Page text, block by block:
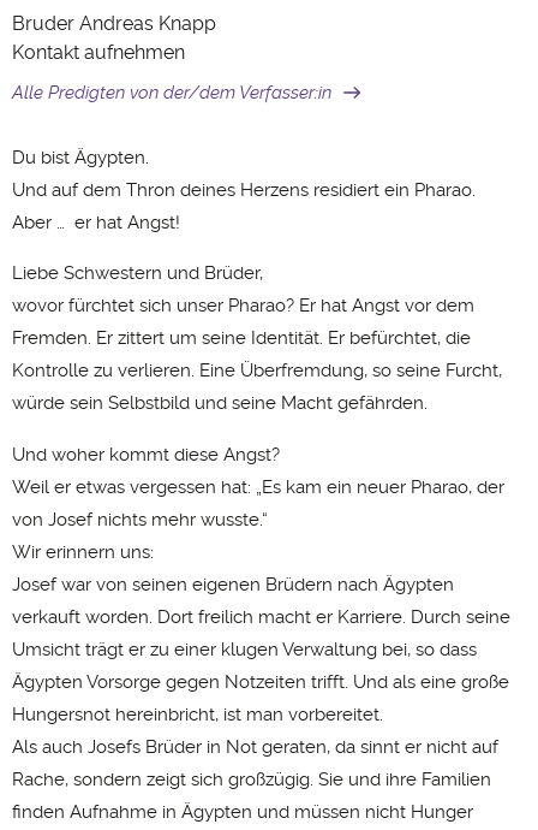
Bruder Andreas Knapp
Kontakt aufnehmen
Alle Predigten von der/dem Verfasser:in
Du bist Ägypten.
Und auf dem Thron deines Herzens residiert ein Pharao.
Aber … er hat Angst!
Liebe Schwestern und Brüder,
wovor fürchtet sich unser Pharao? Er hat Angst vor dem
Fremden. Er zittert um seine Identität. Er befürchtet, die
Kontrolle zu verlieren. Eine Überfremdung, so seine Furcht,
würde sein Selbstbild und seine Macht gefährden.
Und woher kommt diese Angst?
Weil er etwas vergessen hat: „Es kam ein neuer Pharao, der
von Josef nichts mehr wusste.“
Wir erinnern uns:
Josef war von seinen eigenen Brüdern nach Ägypten
verkauft worden. Dort freilich macht er Karriere. Durch seine
Umsicht trägt er zu einer klugen Verwaltung bei, so dass
Ägypten Vorsorge gegen Notzeiten trifft. Und als eine große
Hungersnot hereinbricht, ist man vorbereitet.
Als auch Josefs Brüder in Not geraten, da sinnt er nicht auf
Rache, sondern zeigt sich großzügig. Sie und ihre Familien
finden Aufnahme in Ägypten und müssen nicht Hunger